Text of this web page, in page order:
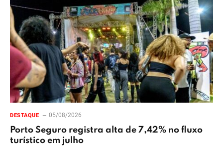
DESTAQUE 05/08/2026
Porto Seguro registra alta de 7,42% no fluxo
turístico em julho